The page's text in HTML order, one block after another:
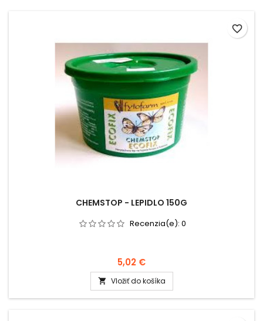
CHEMSTOP - LEPIDLO 150G
Recenzia(e): 0
5,02 €
 Vložiť do košíka
favorite_border